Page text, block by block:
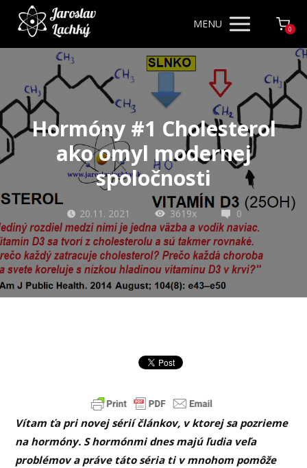
MENU 0
Hormóny #1 Cholesterol
ako omyl modernej
spoločnosti
20.11. 2021 3619x 0
Vítam ťa pri novej sérií článkov, v ktorej sa pozrieme
na hormóny. S hormónmi dnes majú ľudia veľa
problémov a práve táto séria ti v mnohom pomôže